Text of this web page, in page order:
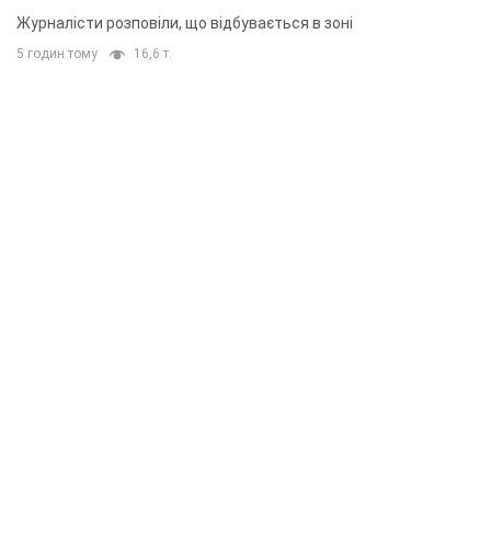
Журналісти розповіли, що відбувається в зоні
5 годин тому 16,6 т.